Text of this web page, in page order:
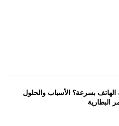
الهاتف بسرعة؟ الأسباب والحلول
البطارية